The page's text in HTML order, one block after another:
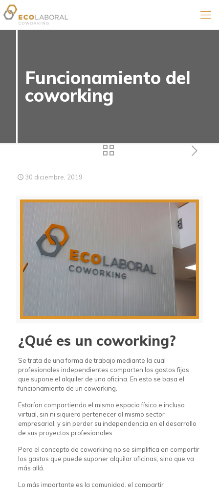
Funcionamiento del
coworking
30 diciembre, 2019
¿Qué es un coworking?
Se trata de una forma de trabajo mediante la cual
profesionales independientes comparten los gastos fijos
que supone el alquiler de una oficina. En esto se basa el
funcionamiento de un coworking.
Estarían compartiendo el mismo espacio físico e incluso
virtual, sin ni siquiera pertenecer al mismo sector
empresarial, y sin perder su independencia en el desarrollo
de sus proyectos profesionales.
Pero el concepto de coworking no se simplifica en compartir
los gastos que puede suponer alquilar oficinas, sino que va
más allá.
Lo más importante es la comunidad, el compartir